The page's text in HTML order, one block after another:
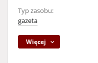
Typ zasobu:
gazeta
Więcej